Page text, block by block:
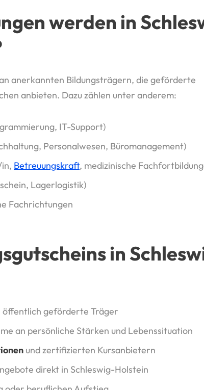
werden in
anerkannten Bildungsträgern, die geförderte
anbieten. Dazu zählen unter anderem:
IT-Support)
Personalwesen, Büromanagement)
Betreuungskraft, medizinische
Lagerlogistik)
Fachrichtungen
in
öffentlich geförderte Träger
an persönliche Stärken und Lebenssituation
und zertifizierten Kursanbietern
direkt in Schleswig-Holstein